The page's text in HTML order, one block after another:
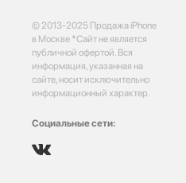
© 2013-2025 Продажа iPhone
в Москве *Сайт не является
публичной офертой. Вся
информация, указанная на
сайте, носит исключительно
информационный характер.
Социальные сети: